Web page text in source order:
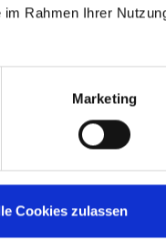
Rahmen Ihrer
Marketing
Cookies zulassen